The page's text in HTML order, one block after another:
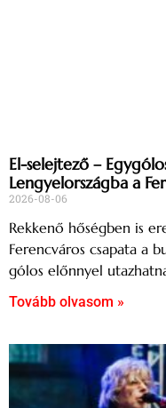
El-selejtező –
Lengyelországba a
2026-08-06
Rekkenő hőségben is
Ferencváros csapata a
gólos előnnyel
Tovább olvasom »